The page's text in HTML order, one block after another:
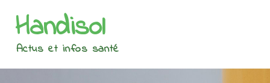
Handisol
Actus et infos santé